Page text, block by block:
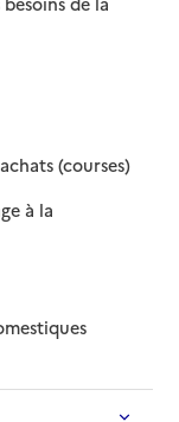
(courses)
:
: non
à la
: disponible
: non